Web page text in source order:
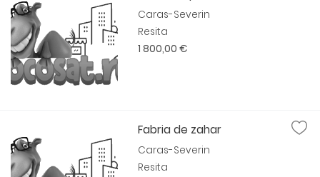
Caras-Severin
Resita
1 800,00 €
Fabria de zahar
Caras-Severin
Resita